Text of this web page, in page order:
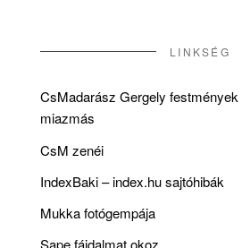
LINKSÉG
CsMadarász Gergely festmények
miazmás
CsM zenéi
IndexBaki – index.hu sajtóhibák
Mukka fotógempája
Sape fájdalmat okoz